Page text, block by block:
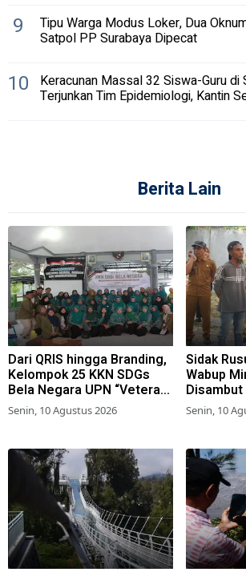
9 Tipu Warga Modus Loker, Dua
Satpol PP Surabaya Dipecat
10 Keracunan Massal 32 Siswa-Guru di
Terjunkan Tim Epidemiologi, Kantin
Berita Lain
Dari QRIS hingga Branding,
Kelompok 25 KKN SDGs
Bela Negara UPN “Veteran”
Jawa Timur Dukung
Penguatan UMKM di
Senin, 10 Agustus 2026
Sidak
Wabup
Disambut
Senin, 10